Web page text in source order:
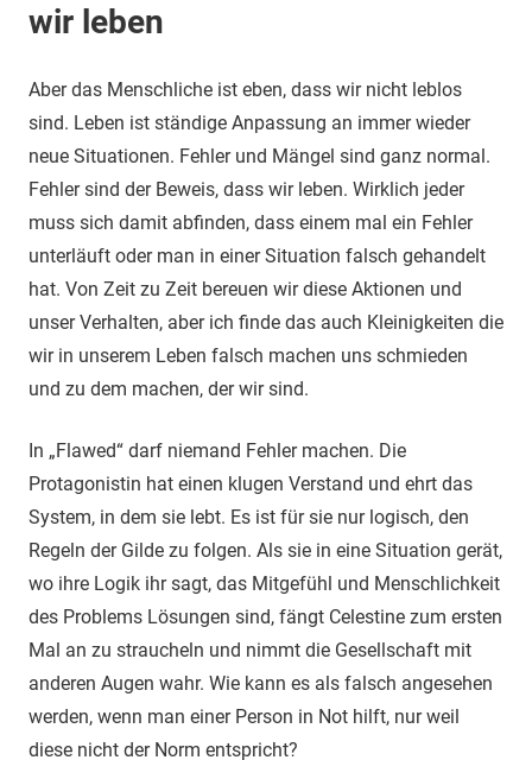
wir leben
Aber das Menschliche ist eben, dass wir nicht leblos
sind. Leben ist ständige Anpassung an immer wieder
neue Situationen. Fehler und Mängel sind ganz normal.
Fehler sind der Beweis, dass wir leben. Wirklich jeder
muss sich damit abfinden, dass einem mal ein Fehler
unterläuft oder man in einer Situation falsch gehandelt
hat. Von Zeit zu Zeit bereuen wir diese Aktionen und
unser Verhalten, aber ich finde das auch Kleinigkeiten die
wir in unserem Leben falsch machen uns schmieden
und zu dem machen, der wir sind.
In „Flawed“ darf niemand Fehler machen. Die
Protagonistin hat einen klugen Verstand und ehrt das
System, in dem sie lebt. Es ist für sie nur logisch, den
Regeln der Gilde zu folgen. Als sie in eine Situation gerät,
wo ihre Logik ihr sagt, das Mitgefühl und Menschlichkeit
des Problems Lösungen sind, fängt Celestine zum ersten
Mal an zu straucheln und nimmt die Gesellschaft mit
anderen Augen wahr. Wie kann es als falsch angesehen
werden, wenn man einer Person in Not hilft, nur weil
diese nicht der Norm entspricht?